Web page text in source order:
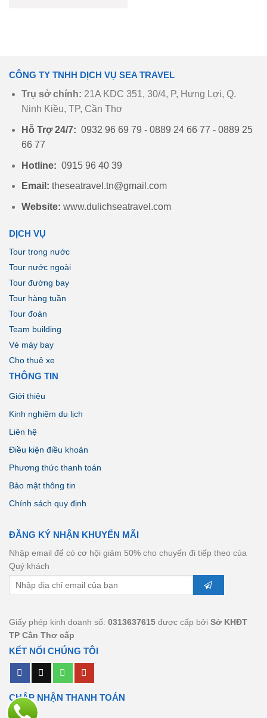
CÔNG TY TNHH DỊCH VỤ SEA TRAVEL
Trụ sở chính: 21A KDC 351, 30/4, P, Hưng Lợi, Q.
Ninh Kiều, TP, Cần Thơ
Hỗ Trợ 24/7: 0932 96 69 79 - 0889 24 66 77 - 0889 25
66 77
Hotline: 0915 96 40 39
Email: theseatravel.tn@gmail.com
Website: www.dulichseatravel.com
DỊCH VỤ
Tour trong nước
Tour nước ngoài
Tour đường bay
Tour hàng tuần
Tour đoàn
Team building
Vé máy bay
Cho thuê xe
THÔNG TIN
Giới thiệu
Kinh nghiệm du lịch
Liên hệ
Điều kiện điều khoản
Phương thức thanh toán
Bảo mật thông tin
Chính sách quy định
ĐĂNG KÝ NHẬN KHUYẾN MÃI
Nhập email để có cơ hội giảm 50% cho chuyến đi tiếp theo của
Quý khách
Giấy phép kinh doanh số: 0313637615 được cấp bởi Sở KHĐT
TP Cần Thơ cấp
KẾT NỐI CHÚNG TÔI
CHẤP NHẬN THANH TOÁN